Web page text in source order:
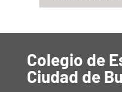
Colegio de
Ciudad de